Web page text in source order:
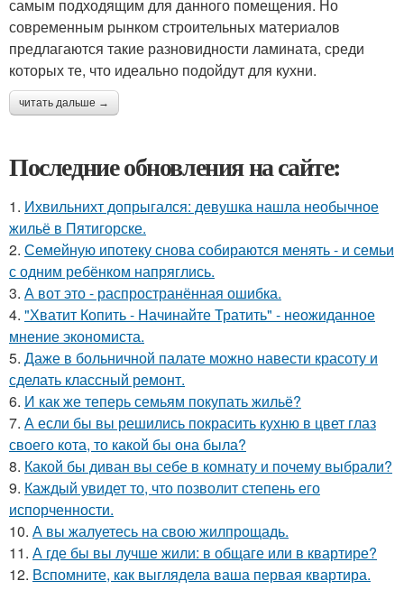
самым подходящим для данного помещения. Но
современным рынком строительных материалов
предлагаются такие разновидности ламината, среди
которых те, что идеально подойдут для кухни.
читать дальше →
Последние обновления на сайте:
1. Ихвильнихт допрыгался: девушка нашла необычное
жильё в Пятигорске.
2. Семейную ипотеку снова собираются менять - и семьи
с одним ребёнком напряглись.
3. А вот это - распространённая ошибка.
4. "Хватит Копить - Начинайте Тратить" - неожиданное
мнение экономиста.
5. Даже в больничной палате можно навести красоту и
сделать классный ремонт.
6. И как же теперь семьям покупать жильё?
7. А если бы вы решились покрасить кухню в цвет глаз
своего кота, то какой бы она была?
8. Какой бы диван вы себе в комнату и почему выбрали?
9. Каждый увидет то, что позволит степень его
испорченности.
10. А вы жалуетесь на свою жилпрощадь.
11. А где бы вы лучше жили: в общаге или в квартире?
12. Вспомните, как выглядела ваша первая квартира.